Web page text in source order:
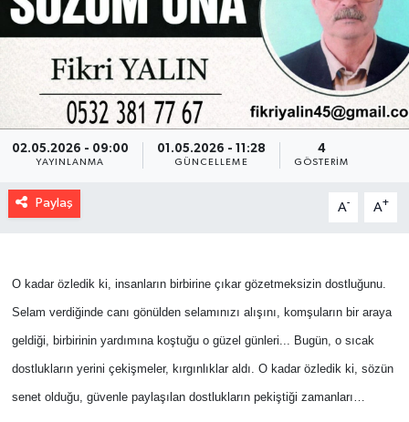
02.05.2026 - 09:00
YAYINLANMA
01.05.2026 - 11:28
GÜNCELLEME
4
GÖSTERIM
Paylaş A- A+
O kadar özledik ki, insanların birbirine çıkar gözetmeksizin dostluğunu.
Selam verdiğinde canı gönülden selamınızı alışını, komşuların bir araya
geldiği, birbirinin yardımına koştuğu o güzel günleri... Bugün, o sıcak
dostlukların yerini çekişmeler, kırgınlıklar aldı. O kadar özledik ki, sözün
senet olduğu, güvenle paylaşılan dostlukların pekiştiği zamanları…